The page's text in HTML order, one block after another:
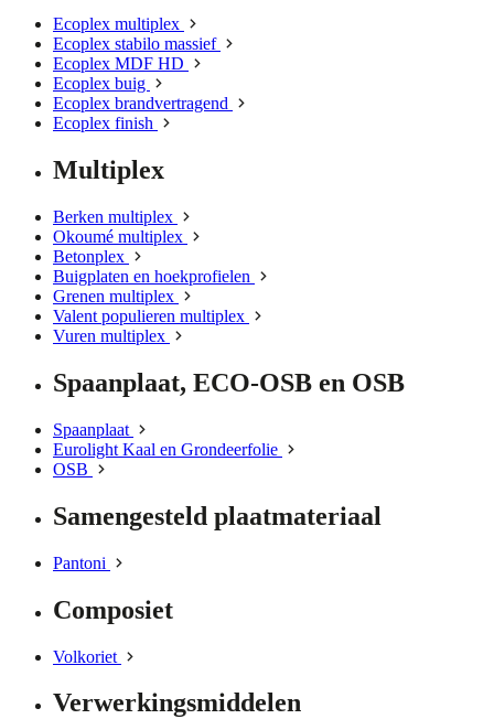
Ecoplex multiplex
Ecoplex stabilo massief
Ecoplex MDF HD
Ecoplex buig
Ecoplex brandvertragend
Ecoplex finish
Multiplex
Berken multiplex
Okoumé multiplex
Betonplex
Buigplaten en hoekprofielen
Grenen multiplex
Valent populieren multiplex
Vuren multiplex
Spaanplaat, ECO-OSB en OSB
Spaanplaat
Eurolight Kaal en Grondeerfolie
OSB
Samengesteld plaatmateriaal
Pantoni
Composiet
Volkoriet
Verwerkingsmiddelen